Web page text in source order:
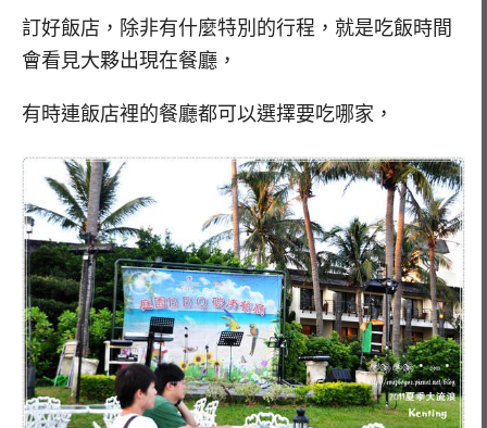
訂好飯店，除非有什麼特別的行程，就是吃飯時間
會看見大夥出現在餐廳，
有時連飯店裡的餐廳都可以選擇要吃哪家，